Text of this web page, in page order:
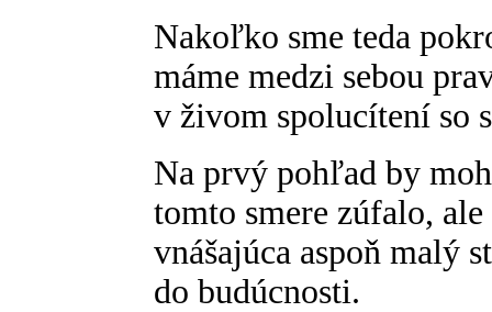
Nakoľko sme teda
máme medzi sebou
v živom spolucítení so
Na prvý pohľad by
tomto smere zúfalo,
vnášajúca aspoň malý
do budúcnosti.